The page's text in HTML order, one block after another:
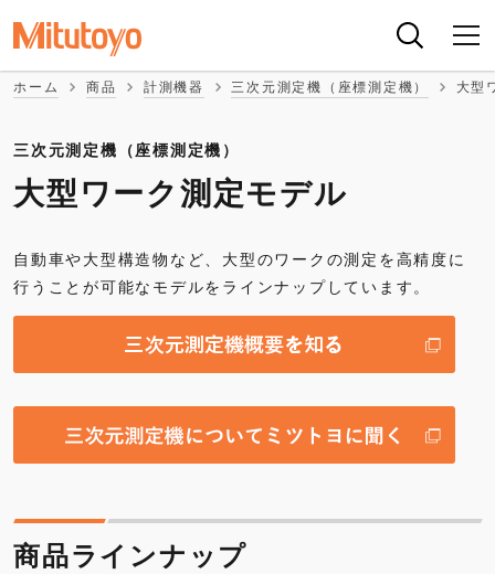
ホーム 商品 計測機器 三次元測定機（座標測定機） 大型
三次元測定機（座標測定機）
大型ワーク測定モデル
自動車や大型構造物など、大型のワークの測定を高精度に
行うことが可能なモデルをラインナップしています。
商品ラインナップ